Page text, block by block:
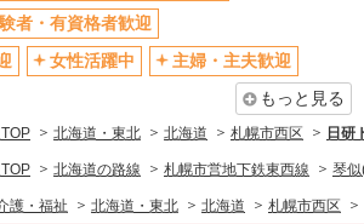
者・有資格者歓迎
女性活躍中
主婦・主夫歓迎
もっと見る
北海道・東北 北海道 札幌市西区 日研
北海道の路線 札幌市営地下鉄東西線 琴
護・福祉 北海道・東北 北海道 札幌市西区